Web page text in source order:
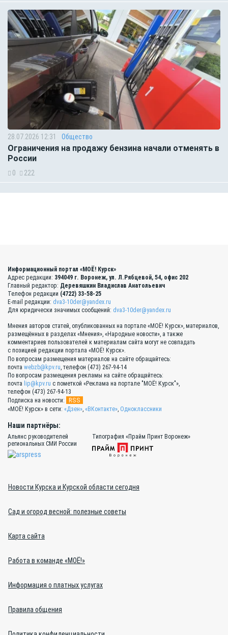
28.07.2026 12:31 Общество
Ограничения на продажу бензина начали отменять в
России
0 222
Информационный портал «МОЁ! Курск»
Адрес редакции: 394049 г. Воронеж, ул. Л.Рябцевой, 54, офис 202
Главный редактор: Деревяшкин Владислав Анатольевич
Телефон редакции (4722) 33-58-25
E-mail редакции: dva3-10der@yandex.ru
Для юридически значимых сообщений: dva3-10der@yandex.ru
Мнения авторов статей, опубликованных на портале «МОЁ! Курск», материалов,
размещённых в разделах «Мнения», «Народные новости», а также
комментариев пользователей к материалам сайта могут не совпадать
с позицией редакции портала «МОЁ! Курск».
По вопросам размещения материалов на сайте обращайтесь:
почта webzb@kpv.ru, телефон (473) 267-94-14
По вопросам размещения рекламы на сайте обращайтесь:
почта lip@kpv.ru с пометкой «Реклама на портале "МОЁ! Курск"»,
телефон (473) 267-94-13
Подписка на новости:
RSS
«МОЁ! Курск» в сети: «Дзен», «ВКонтакте», Одноклассники
Наши партнёры:
Альянс руководителей
региональных СМИ России
Типография «Прайм Принт Воронеж»
Новости Курска и Курской области сегодня
Сад и огород весной: полезные советы
Карта сайта
Работа в команде «МОЁ!»
Информация о платных услугах
Правила общения